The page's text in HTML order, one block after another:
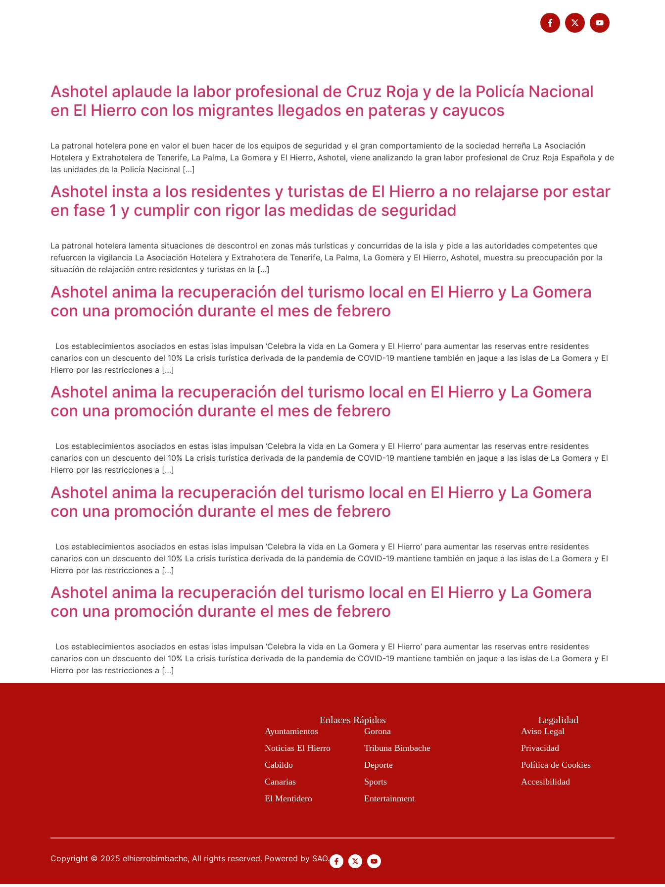
Ashotel aplaude la labor profesional de Cruz Roja y de la Policía Nacional
en El Hierro con los migrantes llegados en pateras y cayucos
La patronal hotelera pone en valor el buen hacer de los equipos de seguridad y el gran comportamiento de la sociedad herreña La Asociación
Hotelera y Extrahotelera de Tenerife, La Palma, La Gomera y El Hierro, Ashotel, viene analizando la gran labor profesional de Cruz Roja Española y de
las unidades de la Policía Nacional […]
Ashotel insta a los residentes y turistas de El Hierro a no relajarse por estar
en fase 1 y cumplir con rigor las medidas de seguridad
La patronal hotelera lamenta situaciones de descontrol en zonas más turísticas y concurridas de la isla y pide a las autoridades competentes que
refuercen la vigilancia La Asociación Hotelera y Extrahotera de Tenerife, La Palma, La Gomera y El Hierro, Ashotel, muestra su preocupación por la
situación de relajación entre residentes y turistas en la […]
Ashotel anima la recuperación del turismo local en El Hierro y La Gomera
con una promoción durante el mes de febrero
Los establecimientos asociados en estas islas impulsan ‘Celebra la vida en La Gomera y El Hierro’ para aumentar las reservas entre residentes
canarios con un descuento del 10% La crisis turística derivada de la pandemia de COVID-19 mantiene también en jaque a las islas de La Gomera y El
Hierro por las restricciones a […]
Ashotel anima la recuperación del turismo local en El Hierro y La Gomera
con una promoción durante el mes de febrero
Los establecimientos asociados en estas islas impulsan ‘Celebra la vida en La Gomera y El Hierro’ para aumentar las reservas entre residentes
canarios con un descuento del 10% La crisis turística derivada de la pandemia de COVID-19 mantiene también en jaque a las islas de La Gomera y El
Hierro por las restricciones a […]
Ashotel anima la recuperación del turismo local en El Hierro y La Gomera
con una promoción durante el mes de febrero
Los establecimientos asociados en estas islas impulsan ‘Celebra la vida en La Gomera y El Hierro’ para aumentar las reservas entre residentes
canarios con un descuento del 10% La crisis turística derivada de la pandemia de COVID-19 mantiene también en jaque a las islas de La Gomera y El
Hierro por las restricciones a […]
Ashotel anima la recuperación del turismo local en El Hierro y La Gomera
con una promoción durante el mes de febrero
Los establecimientos asociados en estas islas impulsan ‘Celebra la vida en La Gomera y El Hierro’ para aumentar las reservas entre residentes
canarios con un descuento del 10% La crisis turística derivada de la pandemia de COVID-19 mantiene también en jaque a las islas de La Gomera y El
Hierro por las restricciones a […]
Enlaces Rápidos
Ayuntamientos
Noticias El Hierro
Cabildo
Canarias
El Mentidero
Gorona
Tribuna Bimbache
Deporte
Sports
Entertainment
Legalidad
Aviso Legal
Privacidad
Política de Cookies
Accesibilidad
Copyright © 2025 elhierrobimbache, All rights reserved. Powered by SAO.